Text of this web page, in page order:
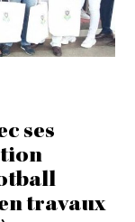
M
N
ses
travaux